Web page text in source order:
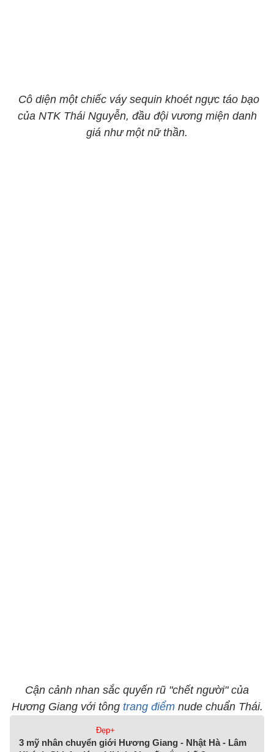
Cô diện một chiếc váy sequin khoét ngực táo bạo
của NTK Thái Nguyễn, đầu đội vương miện danh
giá như một nữ thần.
Cận cảnh nhan sắc quyến rũ "chết người" của
Hương Giang với tông trang điểmnude chuẩn Thái.
Đẹp+
3 mỹ nhân chuyển giới Hương Giang - Nhật Hà - Lâm